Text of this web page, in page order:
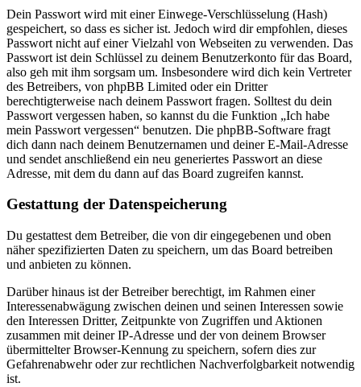
Dein Passwort wird mit einer Einwege-Verschlüsselung (Hash)
gespeichert, so dass es sicher ist. Jedoch wird dir empfohlen, dieses
Passwort nicht auf einer Vielzahl von Webseiten zu verwenden. Das
Passwort ist dein Schlüssel zu deinem Benutzerkonto für das Board,
also geh mit ihm sorgsam um. Insbesondere wird dich kein Vertreter
des Betreibers, von phpBB Limited oder ein Dritter
berechtigterweise nach deinem Passwort fragen. Solltest du dein
Passwort vergessen haben, so kannst du die Funktion „Ich habe
mein Passwort vergessen“ benutzen. Die phpBB-Software fragt
dich dann nach deinem Benutzernamen und deiner E-Mail-Adresse
und sendet anschließend ein neu generiertes Passwort an diese
Adresse, mit dem du dann auf das Board zugreifen kannst.
Gestattung der Datenspeicherung
Du gestattest dem Betreiber, die von dir eingegebenen und oben
näher spezifizierten Daten zu speichern, um das Board betreiben
und anbieten zu können.
Darüber hinaus ist der Betreiber berechtigt, im Rahmen einer
Interessenabwägung zwischen deinen und seinen Interessen sowie
den Interessen Dritter, Zeitpunkte von Zugriffen und Aktionen
zusammen mit deiner IP-Adresse und der von deinem Browser
übermittelter Browser-Kennung zu speichern, sofern dies zur
Gefahrenabwehr oder zur rechtlichen Nachverfolgbarkeit notwendig
ist.